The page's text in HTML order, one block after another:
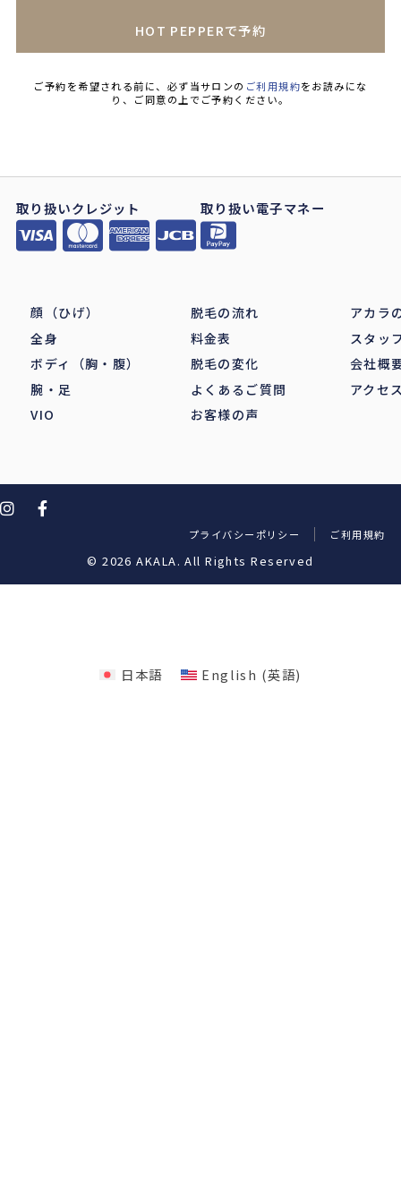
HOT PEPPERで予約
ご予約を希望される前に、必ず当サロンの ご利用規約をお読みにな
り、ご同意の上でご予約ください。
取り扱いクレジット 取り扱い電子マネー
顔（ひげ）
全身
ボディ（胸・腹）
腕・足
VIO
脱毛の流れ
料金表
脱毛の変化
よくあるご質問
お客様の声
アカラ
スタッ
会社概
アクセ
© 2026 AKALA. All Rights Reserved
プライバシーポリシー ご利用規約
日本語 English (英語)